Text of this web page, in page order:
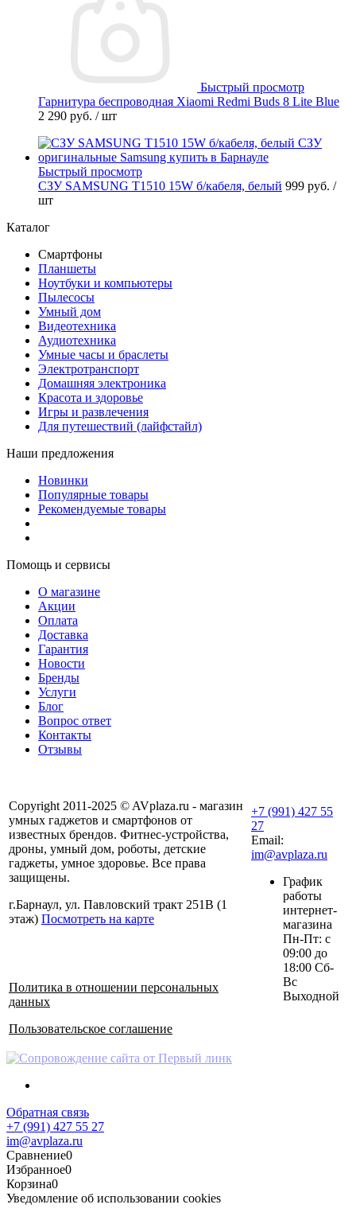
Быстрый просмотр
Гарнитура беспроводная Xiaomi Redmi Buds 8 Lite Blue
2 290 руб. / шт
Быстрый просмотр
СЗУ SAMSUNG T1510 15W б/кабеля, белый 999 руб. /
шт
Каталог
Смартфоны
Планшеты
Ноутбуки и компьютеры
Пылесосы
Умный дом
Видеотехника
Аудиотехника
Умные часы и браслеты
Электротранспорт
Домашняя электроника
Красота и здоровье
Игры и развлечения
Для путешествий (лайфстайл)
Наши предложения
Новинки
Популярные товары
Рекомендуемые товары
Помощь и сервисы
О магазине
Акции
Оплата
Доставка
Гарантия
Новости
Бренды
Услуги
Блог
Вопрос ответ
Контакты
Отзывы
Copyright 2011-2025 © AVplaza.ru - магазин
умных гаджетов и смартфонов от
известных брендов. Фитнес-устройства,
дроны, умный дом, роботы, детские
гаджеты, умное здоровье. Все права
защищены.
г.Барнаул, ул. Павловский тракт 251В (1
этаж) Посмотреть на карте
Политика в отношении персональных
данных
Пользовательское соглашение
+7 (991) 427 55
27
Email:
im@avplaza.ru
График
работы
интернет-
магазина
Пн-Пт: с
09:00 до
18:00 Сб-
Вс
Выходной
Обратная связь
+7 (991) 427 55 27
im@avplaza.ru
Сравнение0
Избранное0
Корзина0
Уведомление об использовании cookies